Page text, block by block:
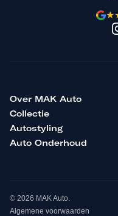
★
Over MAK Auto
Collectie
Autostyling
Auto Onderhoud
© 2026 MAK Auto.
Algemene voorwaarden